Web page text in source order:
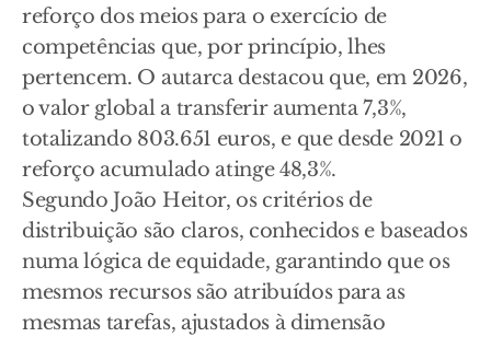
reforço dos meios para o exercício de
competências que, por princípio, lhes
pertencem. O autarca destacou que, em 2026,
o valor global a transferir aumenta 7,3%,
totalizando 803.651 euros, e que desde 2021 o
reforço acumulado atinge 48,3%.
Segundo João Heitor, os critérios de
distribuição são claros, conhecidos e baseados
numa lógica de equidade, garantindo que os
mesmos recursos são atribuídos para as
mesmas tarefas, ajustados à dimensão